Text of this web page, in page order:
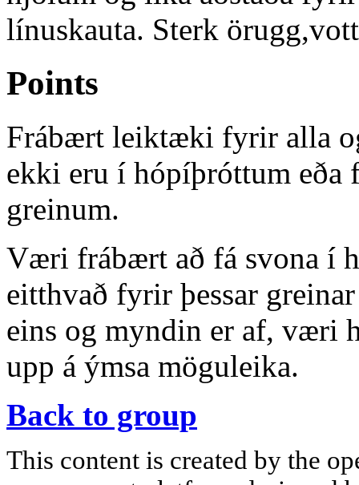
línuskauta. Sterk
Points
Frábært leiktæki fyrir alla
ekki eru í hópíþróttum eða
greinum.
Væri frábært að fá svona í
eitthvað fyrir þessar
eins og myndin er af, væri
upp á ýmsa möguleika.
Back to group
This content is created by the